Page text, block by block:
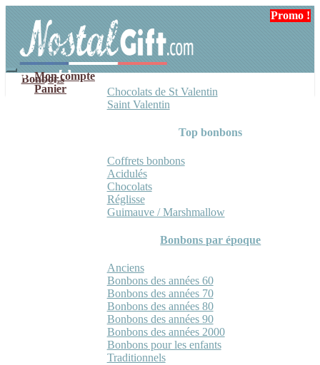
navigation
contenu
Mon compte
Panier
Bonbons
Chocolats de St Valentin
Saint Valentin
Top bonbons
Coffrets bonbons
Acidulés
Chocolats
Réglisse
Guimauve / Marshmallow
Bonbons par époque
Anciens
Bonbons des années 60
Bonbons des années 70
Bonbons des années 80
Bonbons des années 90
Bonbons des années 2000
Bonbons pour les enfants
Traditionnels
Promo !